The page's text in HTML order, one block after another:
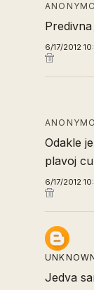
Predivna
6/17/2012
Odakle
plavoj
6/17/2012
Jedva